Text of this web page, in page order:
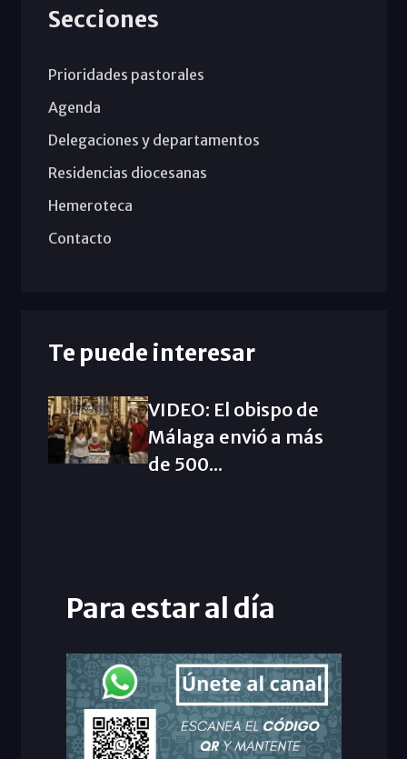
Secciones
Prioridades pastorales
Agenda
Delegaciones y departamentos
Residencias diocesanas
Hemeroteca
Contacto
Te puede interesar
VIDEO: El obispo de
Málaga envió a más
de 500...
Para estar al día